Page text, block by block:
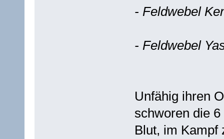
- Feldwebel
- Feldwebel
Unfähig ihren
schworen die
Blut, im Kampf